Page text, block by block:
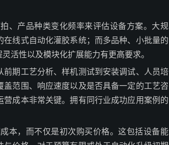
、产品种类变化频率来评估设备方案。大规
线式自动化灌胶系统；而多品种、小批量的
活性以及模块化扩展能力有更高要求。
前期工艺分析、样机测试到安装调试、人员培
范围、响应速度以及是否具备一定的工艺咨
成本非常关键。拥有同行业成功应用案例的
本，而不仅是初次购买价格。这包括设备能